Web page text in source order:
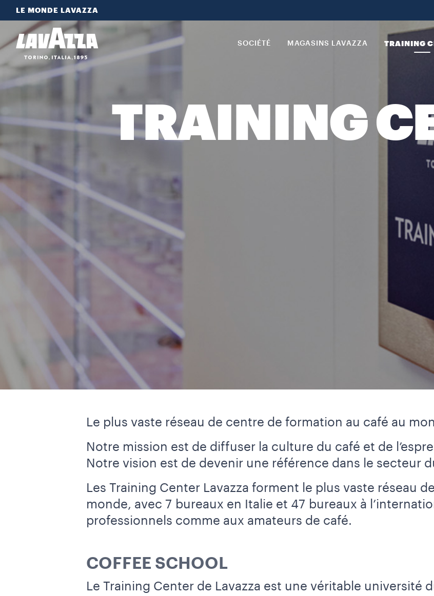
LE MONDE LAVAZZA
SOCIÉTÉ MAGASINS LAVAZZA TRAINING
TRAINING
Le plus vaste réseau de centre de formation au café au
Notre mission est de diffuser la culture du café et de
Notre vision est de devenir une référence dans le secteur
Les Training Center Lavazza forment le plus vaste réseau
monde, avec 7 bureaux en Italie et 47 bureaux à
professionnels comme aux amateurs de café.
COFFEE SCHOOL
Le Training Center de Lavazza est une véritable université